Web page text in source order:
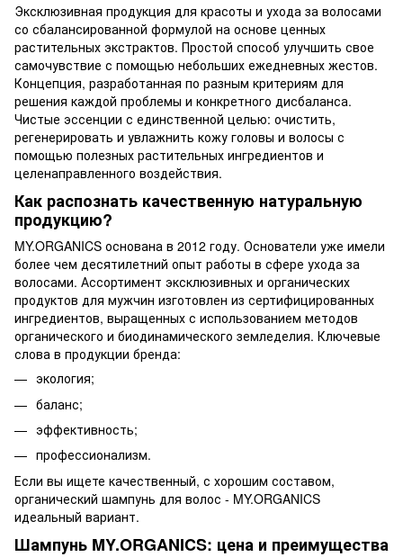
Эксклюзивная продукция для красоты и ухода за волосами
со сбалансированной формулой на основе ценных
растительных экстрактов. Простой способ улучшить свое
самочувствие с помощью небольших ежедневных жестов.
Концепция, разработанная по разным критериям для
решения каждой проблемы и конкретного дисбаланса.
Чистые эссенции с единственной целью: очистить,
регенерировать и увлажнить кожу головы и волосы с
помощью полезных растительных ингредиентов и
целенаправленного воздействия.
Как распознать качественную натуральную
продукцию?
MY.ORGANICS основана в 2012 году. Основатели уже имели
более чем десятилетний опыт работы в сфере ухода за
волосами. Ассортимент эксклюзивных и органических
продуктов для мужчин изготовлен из сертифицированных
ингредиентов, выращенных с использованием методов
органического и биодинамического земледелия. Ключевые
слова в продукции бренда:
экология;
баланс;
эффективность;
профессионализм.
Если вы ищете качественный, с хорошим составом,
органический шампунь для волос - MY.ORGANICS
идеальный вариант.
Шампунь MY.ORGANICS: цена и преимущества